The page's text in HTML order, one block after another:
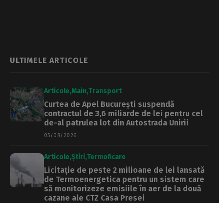
construcției
ULTIMELE ARTICOLE
Articole Main Transport
Curtea de Apel București suspendă
contractul de 3,6 miliarde de lei pentru cel
de-al patrulea lot din Autostrada Unirii
05/08/2026
Articole Știri Termoficare
Licitație de peste 2 milioane de lei lansată
de Termoenergetica pentru un sistem care
să monitorizeze emisiile în aer de la două
cazane ale CTZ Casa Presei